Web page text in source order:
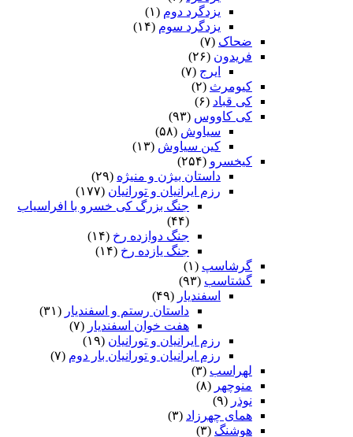
یزدگرد دوم (۱)
یزدگرد سوم (۱۴)
ضحاک (۷)
فریدون (۲۶)
ایرج (۷)
کیومرث (۲)
کی قباد (۶)
کی کاووس (۹۳)
سیاوش (۵۸)
کین سیاوش (۱۳)
کیخسرو (۲۵۴)
داستان بیژن و منیژه (۲۹)
رزم ایرانیان و تورانیان (۱۷۷)
جنگ بزرگ کی خسرو با افراسیاب
(۴۴)
جنگ دوازده رخ (۱۴)
جنگ یازده رخ (۱۴)
گرشاسپ (۱)
گشتاسب (۹۳)
اسفندیار (۴۹)
داستان رستم و اسفندیار (۳۱)
هفت خوان اسفندیار (۷)
رزم ایرانیان و تورانیان (۱۹)
رزم ایرانیان و تورانیان بار دوم (۷)
لهراسب (۳)
منوچهر (۸)
نوذر (۹)
هماى چهرزاد (۳)
هوشنگ (۳)